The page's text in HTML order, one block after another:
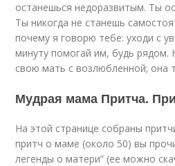
останешься недоразвитым. Ты
Ты никогда не станешь
почему я говорю тебе: уходи с
минуту помогай им, будь рядом.
свою мать с возлюбленной; она
Мудрая мама Притча.
На этой странице собраны
притч о маме (около 50) вы
легенды о матери” (ее можно